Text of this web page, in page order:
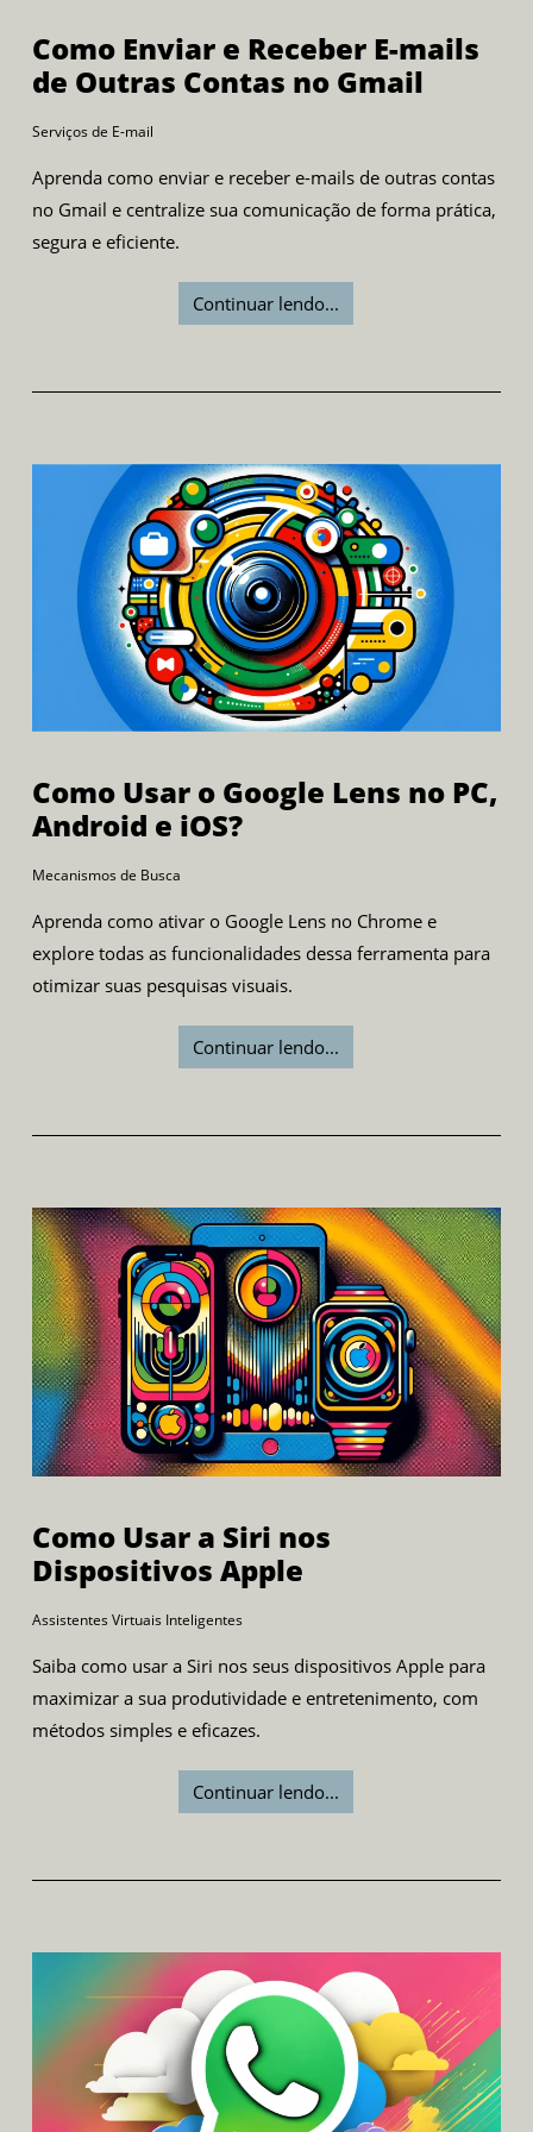
Como Enviar e Receber E-mails
de Outras Contas no Gmail
Serviços de E-mail
Aprenda como enviar e receber e-mails de outras contas
no Gmail e centralize sua comunicação de forma prática,
segura e eficiente.
Continuar lendo...
Como Usar o Google Lens no PC,
Android e iOS?
Mecanismos de Busca
Aprenda como ativar o Google Lens no Chrome e
explore todas as funcionalidades dessa ferramenta para
otimizar suas pesquisas visuais.
Continuar lendo...
Como Usar a Siri nos
Dispositivos Apple
Assistentes Virtuais Inteligentes
Saiba como usar a Siri nos seus dispositivos Apple para
maximizar a sua produtividade e entretenimento, com
métodos simples e eficazes.
Continuar lendo...